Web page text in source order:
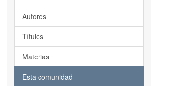
Autores
Títulos
Materias
Esta comunidad